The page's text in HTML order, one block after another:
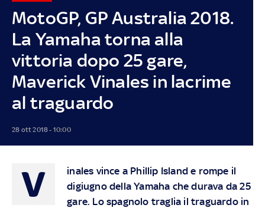
MotoGP, GP Australia 2018.
La Yamaha torna alla
vittoria dopo 25 gare,
Maverick Vinales in lacrime
al traguardo
28 ott 2018 - 10:00
V
inales vince a Phillip Island e rompe il
digiugno della Yamaha che durava da 25
gare. Lo spagnolo traglia il traguardo in